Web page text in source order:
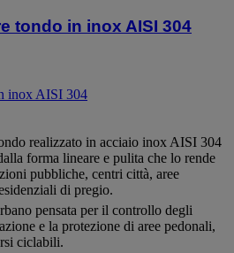
tondo in inox AISI 304
inox AISI 304
realizzato in acciaio inox AISI 304
forma lineare e pulita che lo rende
pubbliche, centri città, aree
di pregio.
pensata per il controllo degli
e la protezione di aree pedonali,
ciclabili.